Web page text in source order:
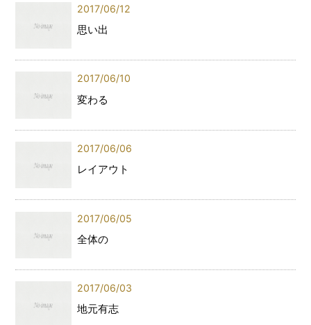
2017/06/12
思い出
2017/06/10
変わる
2017/06/06
レイアウト
2017/06/05
全体の
2017/06/03
地元有志